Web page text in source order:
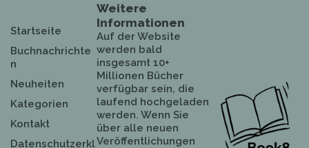
Startseite
Buchnachrichte
n
Neuheiten
Kategorien
Kontakt
Datenschutzerkl
Weitere
Informationen
Auf der Website
werden bald
insgesamt 10+
Millionen Bücher
verfügbar sein, die
laufend hochgeladen
werden. Wenn Sie
über alle neuen
Veröffentlichungen